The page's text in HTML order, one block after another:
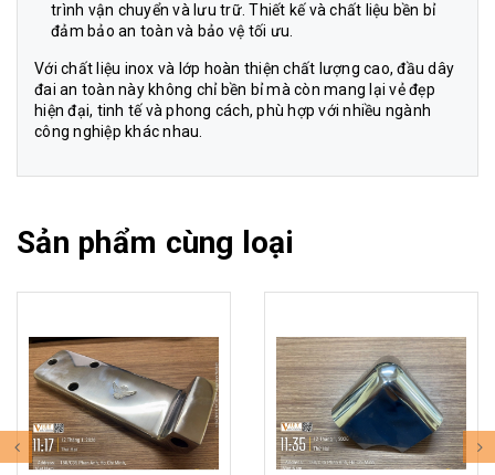
trình vận chuyển và lưu trữ. Thiết kế và chất liệu bền bỉ
đảm bảo an toàn và bảo vệ tối ưu.
Với chất liệu inox và lớp hoàn thiện chất lượng cao, đầu dây
đai an toàn này không chỉ bền bỉ mà còn mang lại vẻ đẹp
hiện đại, tinh tế và phong cách, phù hợp với nhiều ngành
công nghiệp khác nhau.
Sản phẩm cùng loại